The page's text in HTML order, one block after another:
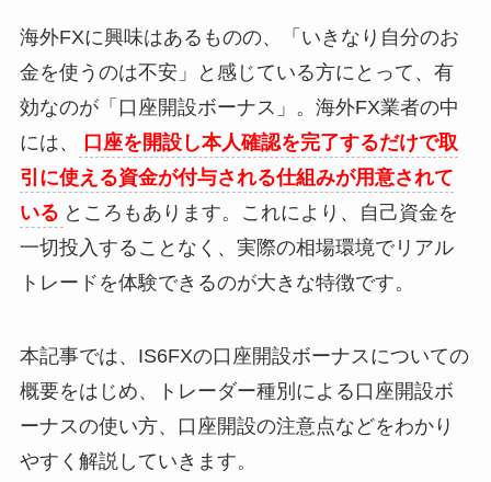
海外FXに興味はあるものの、「いきなり自分のお
金を使うのは不安」と感じている方にとって、有
効なのが「口座開設ボーナス」。海外FX業者の中
には、
口座を開設し本人確認を完了するだけで取
引に使える資金が付与される仕組みが用意されて
いる ところもあります。これにより、自己資金を
一切投入することなく、実際の相場環境でリアル
トレードを体験できるのが大きな特徴です。
本記事では、IS6FXの口座開設ボーナスについての
概要をはじめ、トレーダー種別による口座開設ボ
ーナスの使い方、口座開設の注意点などをわかり
やすく解説していきます。